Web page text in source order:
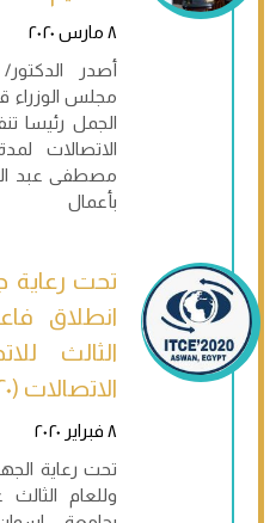
٨ مارس ٢٠٢٠
أصدر
مجلس الوزراء
الجمل رئيسا
الاتصالات
مصطفى عبد
بأعمال
تحت رعاية
انطلاق
الثالث
الاتصالات (ITCE٢٠٢٠) بأسوان
٨ فبراير ٢٠٢٠
تحت رعاية
وللعام